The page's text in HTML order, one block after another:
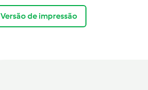
Versão de impressão